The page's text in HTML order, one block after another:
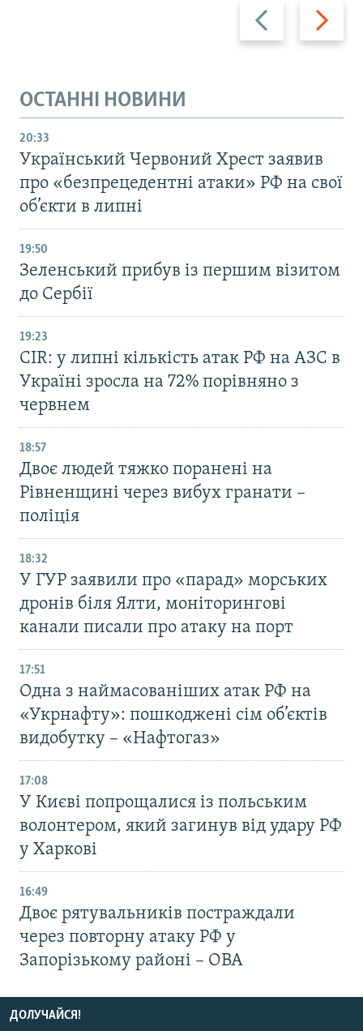
Назад Вперед
ОСТАННІ НОВИНИ
20:33
Український Червоний Хрест заявив
про «безпрецедентні атаки» РФ на свої
об’єкти в липні
19:50
Зеленський прибув із першим візитом
до Сербії
19:23
CIR: у липні кількість атак РФ на АЗС в
Україні зросла на 72% порівняно з
червнем
18:57
Двоє людей тяжко поранені на
Рівненщині через вибух гранати –
поліція
18:32
У ГУР заявили про «парад» морських
дронів біля Ялти, моніторингові
канали писали про атаку на порт
17:51
Одна з наймасованіших атак РФ на
«Укрнафту»: пошкоджені сім об’єктів
видобутку – «Нафтогаз»
17:08
У Києві попрощалися із польським
волонтером, який загинув від удару РФ
у Харкові
16:49
Двоє рятувальників постраждали
через повторну атаку РФ у
Запорізькому районі – ОВА
ДОЛУЧАЙСЯ!